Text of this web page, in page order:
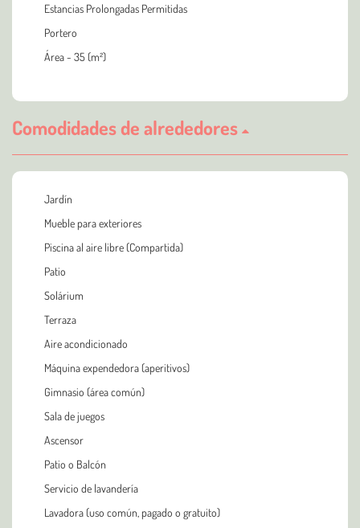
Estancias Prolongadas Permitidas
Portero
Área - 35 (m²)
Comodidades de alrededores
Jardín
Mueble para exteriores
Piscina al aire libre (Compartida)
Patio
Solárium
Terraza
Aire acondicionado
Máquina expendedora (aperitivos)
Gimnasio (área común)
Sala de juegos
Ascensor
Patio o Balcón
Servicio de lavandería
Lavadora (uso común, pagado o gratuito)